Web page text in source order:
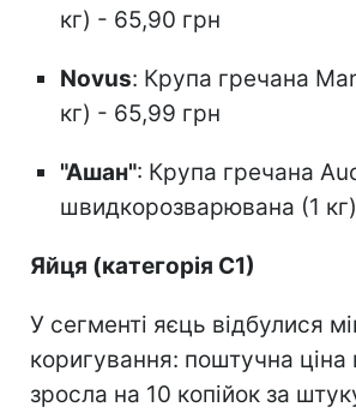
кг) - 65,90 грн
Novus: Крупа гречана
кг) - 65,99 грн
"Ашан": Крупа гречана
швидкорозварювана (1
Яйця (категорія С1)
У сегменті яєць відбулися
коригування: поштучна ціна
зросла на 10 копійок за